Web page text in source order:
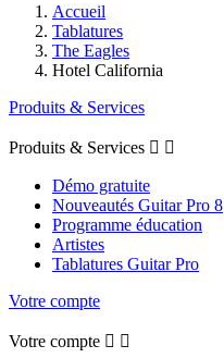
Accueil
Tablatures
The Eagles
Hotel California
Produits & Services
Produits & Services  
Démo gratuite
Nouveautés Guitar Pro 8
Programme éducation
Artistes
Tablatures Guitar Pro
Votre compte
Votre compte  